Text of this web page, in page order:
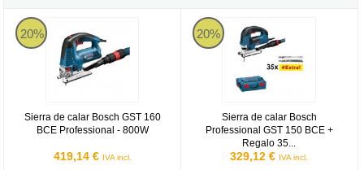
20%
Sierra de calar Bosch GST 160
BCE Professional - 800W
419,14 € IVA incl.
Sierra de calar Bosch GST 160 BCE Professional - 800W
20%
Sierra de calar Bosch
Professional GST 150 BCE +
Regalo 35...
329,12 € IVA incl.
Sierra de calar Bosch